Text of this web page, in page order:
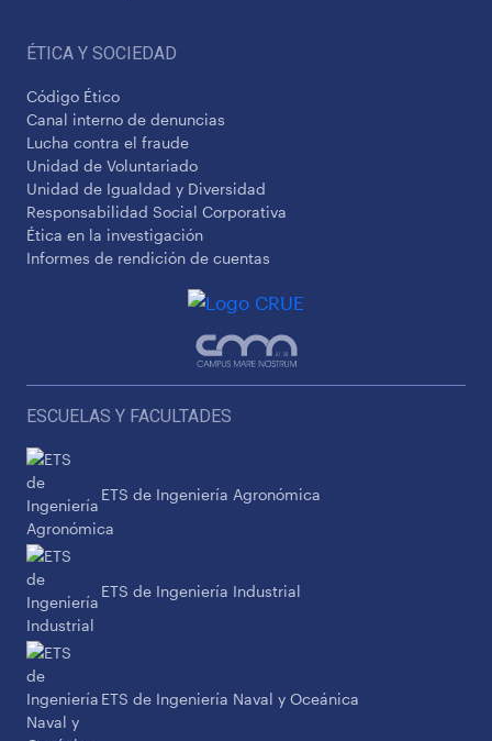
ÉTICA Y SOCIEDAD
Código Ético
Canal interno de denuncias
Lucha contra el fraude
Unidad de Voluntariado
Unidad de Igualdad y Diversidad
Responsabilidad Social Corporativa
Ética en la investigación
Informes de rendición de cuentas
ESCUELAS Y FACULTADES
ETS de Ingeniería Agronómica
ETS de Ingeniería Industrial
ETS de Ingeniería Naval y Oceánica